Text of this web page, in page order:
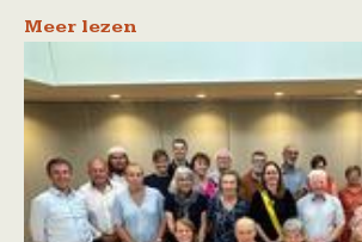
Meer lezen